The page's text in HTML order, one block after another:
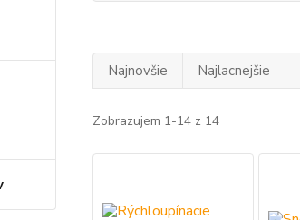
Najnovšie Najlacnejšie
Zobrazujem 1-14 z 14